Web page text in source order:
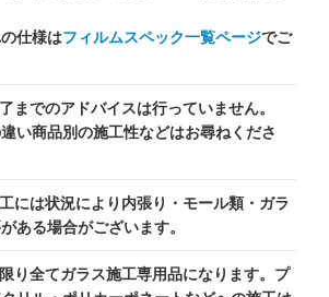
の仕様はフィルムスペック一覧ページでご
までのアドバイスは行っていません。
違い商品別の施工性などはお尋ねくださ
には状況により内張り・モール類・ガラ
ある場合がございます。
り全てガラス施工専用品になります。プ